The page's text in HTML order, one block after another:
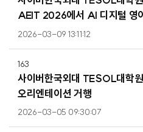
AEIT 2026에서 AI 디지털 영
2026-03-09 13:11:12
163
사이버한국외대 TESOL대학
오리엔테이션 거행
2026-03-05 09:30:07